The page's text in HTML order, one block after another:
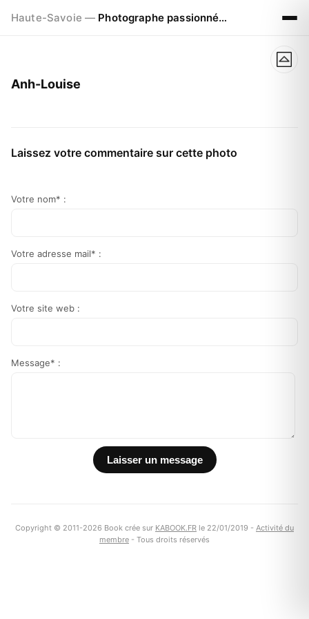
Haute-Savoie — Photographe passionné à Chamonix
Anh-Louise
Laissez votre commentaire sur cette photo
Votre nom* :
Votre adresse mail* :
Votre site web :
Message* :
Copyright © 2011-2026 Book crée sur KABOOK.FR le 22/01/2019 - Activité du
membre - Tous droits réservés